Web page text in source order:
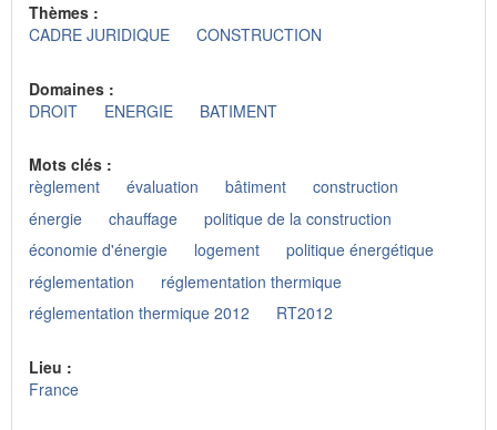
Thèmes :
CADRE JURIDIQUE
CONSTRUCTION
Domaines :
DROIT
ENERGIE BATIMENT
Mots clés :
règlement
évaluation bâtiment
construction
énergie
chauffage
politique de la construction
économie d'énergie
logement
politique énergétique
réglementation
réglementation thermique
réglementation thermique 2012
RT2012
Lieu :
France